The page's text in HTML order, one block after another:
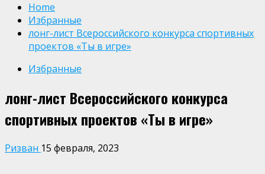
Home
Избранные
лонг-лист Всероссийского конкурса спортивных
проектов «Ты в игре»
Избранные
лонг-лист Всероссийского конкурса
спортивных проектов «Ты в игре»
Ризван 15 февраля, 2023